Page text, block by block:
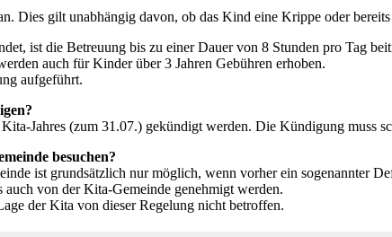
Dies gilt unabhängig davon, ob das Kind eine Krippe oder
ist die Betreuung bis zu einer Dauer von 8 Stunden pro Tag
auch für Kinder über 3 Jahren Gebühren erhoben.
aufgeführt.
Jahres (zum 31.07.) gekündigt werden. Die Kündigung muss
besuchen?
ist grundsätzlich nur möglich, wenn vorher ein sogenannter
von der Kita-Gemeinde genehmigt werden.
der Kita von dieser Regelung nicht betroffen.